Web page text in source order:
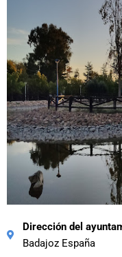
Dirección del
Badajoz España